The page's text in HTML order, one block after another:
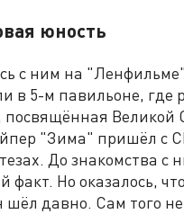
юность
с ним на
в 5-м павильоне,
посвящённая Великой
"Зима" пришёл с
До знакомства с
факт. Но оказалось,
давно. Сам того не